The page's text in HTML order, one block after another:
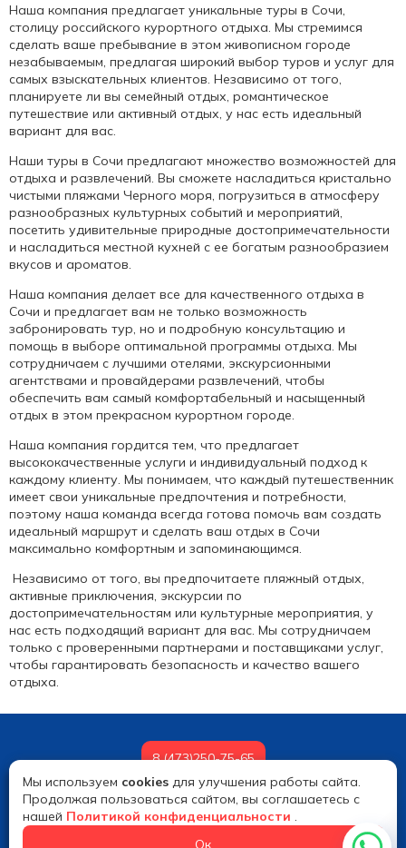
Наша компания предлагает уникальные туры в Сочи,
столицу российского курортного отдыха. Мы стремимся
сделать ваше пребывание в этом живописном городе
незабываемым, предлагая широкий выбор туров и услуг для
самых взыскательных клиентов. Независимо от того,
планируете ли вы семейный отдых, романтическое
путешествие или активный отдых, у нас есть идеальный
вариант для вас.
Наши туры в Сочи предлагают множество возможностей для
отдыха и развлечений. Вы сможете насладиться кристально
чистыми пляжами Черного моря, погрузиться в атмосферу
разнообразных культурных событий и мероприятий,
посетить удивительные природные достопримечательности
и насладиться местной кухней с ее богатым разнообразием
вкусов и ароматов.
Наша компания делает все для качественного отдыха в
Сочи и предлагает вам не только возможность
забронировать тур, но и подробную консультацию и
помощь в выборе оптимальной программы отдыха. Мы
сотрудничаем с лучшими отелями, экскурсионными
агентствами и провайдерами развлечений, чтобы
обеспечить вам самый комфортабельный и насыщенный
отдых в этом прекрасном курортном городе.
Наша компания гордится тем, что предлагает
высококачественные услуги и индивидуальный подход к
каждому клиенту. Мы понимаем, что каждый путешественник
имеет свои уникальные предпочтения и потребности,
поэтому наша команда всегда готова помочь вам создать
идеальный маршрут и сделать ваш отдых в Сочи
максимально комфортным и запоминающимся.
Независимо от того, вы предпочитаете пляжный отдых,
активные приключения, экскурсии по
достопримечательностям или культурные мероприятия, у
нас есть подходящий вариант для вас. Мы сотрудничаем
только с проверенными партнерами и поставщиками услуг,
чтобы гарантировать безопасность и качество вашего
отдыха.
8 (473)250-75-65
© 2026 Alextour
Мы используем cookies для улучшения работы сайта.
Продолжая пользоваться сайтом, вы соглашаетесь с
нашей Политикой конфиденциальности .
Ок